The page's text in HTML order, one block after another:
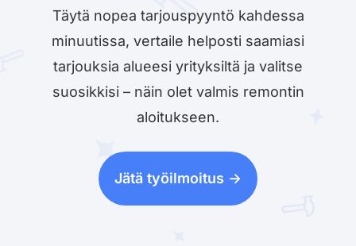
Täytä nopea tarjouspyyntö kahdessa
minuutissa, vertaile helposti saamiasi
tarjouksia alueesi yrityksiltä ja valitse
suosikkisi – näin olet valmis remontin
aloitukseen.
Jätä työilmoitus ->